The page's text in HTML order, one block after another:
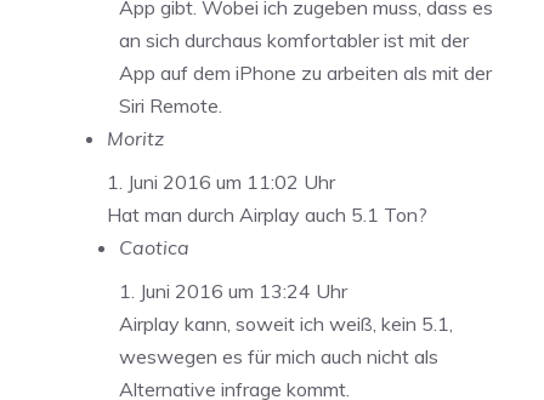
App gibt. Wobei ich zugeben muss, dass es
an sich durchaus komfortabler ist mit der
App auf dem iPhone zu arbeiten als mit der
Siri Remote.
Moritz
1. Juni 2016 um 11:02 Uhr
Hat man durch Airplay auch 5.1 Ton?
Caotica
1. Juni 2016 um 13:24 Uhr
Airplay kann, soweit ich weiß, kein 5.1,
weswegen es für mich auch nicht als
Alternative infrage kommt.